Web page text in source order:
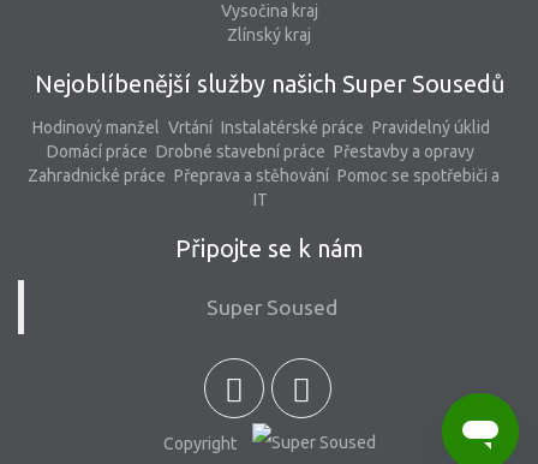
Vysočina kraj
Zlínský kraj
Nejoblíbenější služby našich Super Sousedů
Hodinový manžel Vrtání Instalatérské práce Pravidelný úklid
Domácí práce Drobné stavební práce Přestavby a opravy
Zahradnické práce Přeprava a stěhování Pomoc se spotřebiči a
IT
Připojte se k nám
Super Soused
Copyright